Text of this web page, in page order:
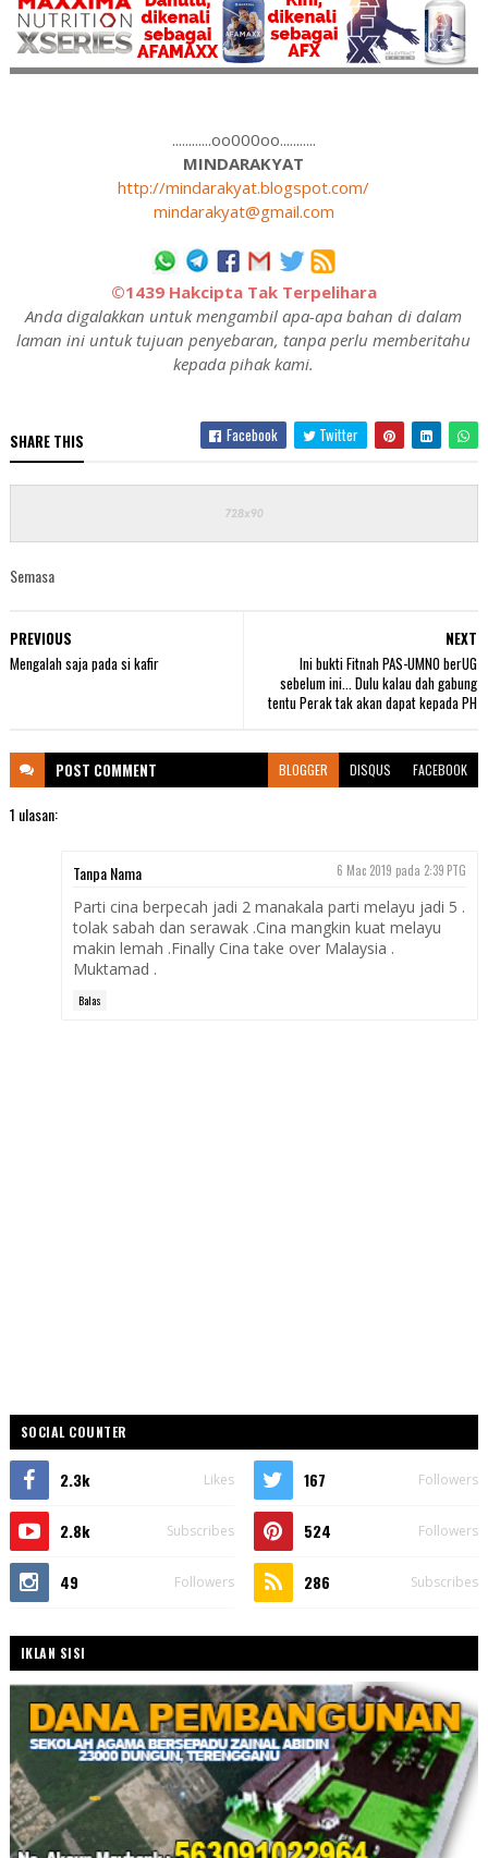
............oo000oo...........
MINDARAKYAT
http://mindarakyat.blogspot.com/
mindarakyat@gmail.com
©1439 Hakcipta Tak Terpelihara
Anda digalakkan untuk mengambil apa-apa bahan di dalam
laman ini untuk tujuan penyebaran, tanpa perlu memberitahu
kepada pihak kami.
SHARE THIS Facebook Twitter
Semasa
NEXT
Ini bukti Fitnah PAS-UMNO berUG
sebelum ini... Dulu kalau dah gabung
tentu Perak tak akan dapat kepada PH
PREVIOUS
Mengalah saja pada si kafir
POST COMMENT BLOGGER DISQUS FACEBOOK
1 ulasan:
Tanpa Nama 6 Mac 2019 pada 2:39 PTG
Parti cina berpecah jadi 2 manakala parti melayu jadi 5 .
tolak sabah dan serawak .Cina mangkin kuat melayu
makin lemah .Finally Cina take over Malaysia .
Muktamad .
Balas
SOCIAL COUNTER
2.3k Likes 167 Followers
2.8k Subscribes 524 Followers
49 Followers 286 Subscribes
IKLAN SISI